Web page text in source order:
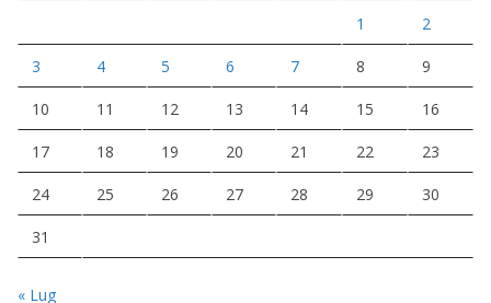
1 2
3 4 5 6 7 8 9
10 11 12 13 14 15 16
17 18 19 20 21 22 23
24 25 26 27 28 29 30
31
« Lug